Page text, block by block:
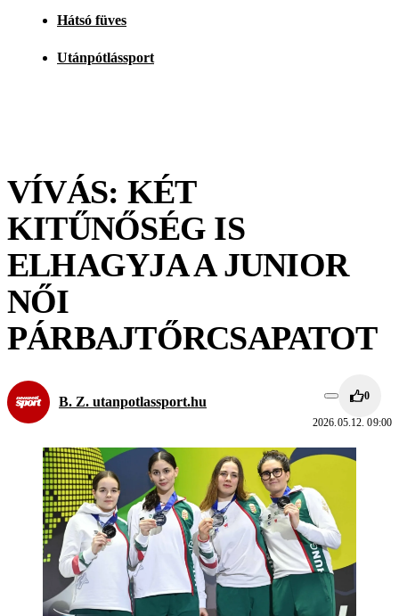
Hátsó füves
Utánpótlássport
VÍVÁS: KÉT
KITŰNŐSÉG IS
ELHAGYJA A JUNIOR
NŐI
PÁRBAJTŐRCSAPATOT
B. Z. utanpotlassport.hu 0
2026.05.12. 09:00